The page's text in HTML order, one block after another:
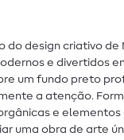
do design criativo de
e divertidos
um fundo preto
a atenção.
e elementos
uma obra de arte